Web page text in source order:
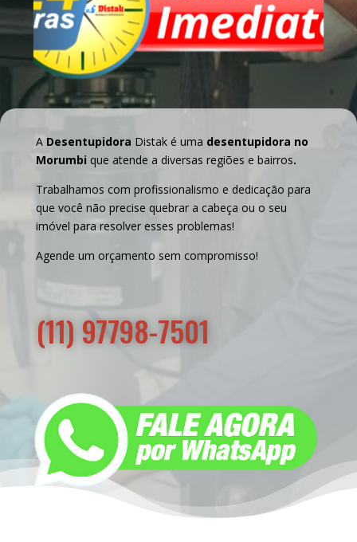
A Desentupidora Distak é uma desentupidora no
Morumbi que atende a diversas regiões e bairros.
Trabalhamos com profissionalismo e dedicação para
que você não precise quebrar a cabeça ou o seu
imóvel para resolver esses problemas!
Agende um orçamento sem compromisso!
(11) 97798-7501